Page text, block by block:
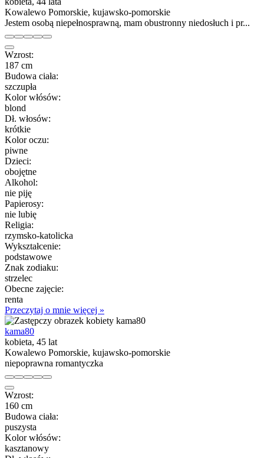
Kowalewo Pomorskie, kujawsko-pomorskie
Jestem osobą niepełnosprawną, mam obustronny niedosłuch i pr...
Wzrost:
187 cm
Budowa ciała:
szczupła
Kolor włósów:
blond
Dł. włosów:
krótkie
Kolor oczu:
piwne
Dzieci:
obojętne
Alkohol:
nie piję
Papierosy:
nie lubię
Religia:
rzymsko-katolicka
Wykształcenie:
podstawowe
Znak zodiaku:
strzelec
Obecne zajęcie:
renta
Przeczytaj o mnie więcej »
kama80
kobieta, 45 lat
Kowalewo Pomorskie, kujawsko-pomorskie
niepoprawna romantyczka
Wzrost:
160 cm
Budowa ciała:
puszysta
Kolor włósów:
kasztanowy